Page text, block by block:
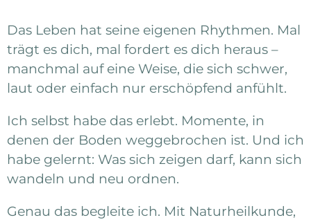
Das Leben hat seine eigenen Rhythmen. Mal
trägt es dich, mal fordert es dich heraus –
manchmal auf eine Weise, die sich schwer,
laut oder einfach nur erschöpfend anfühlt.
Ich selbst habe das erlebt. Momente, in
denen der Boden weggebrochen ist. Und ich
habe gelernt: Was sich zeigen darf, kann sich
wandeln und neu ordnen.
Genau das begleite ich. Mit Naturheilkunde,